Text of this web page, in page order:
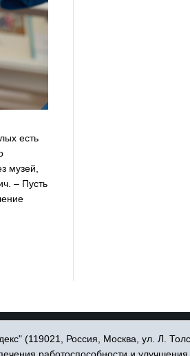
есть
музей,
– Пусть
(119021, Россия, Москва, ул. Л.